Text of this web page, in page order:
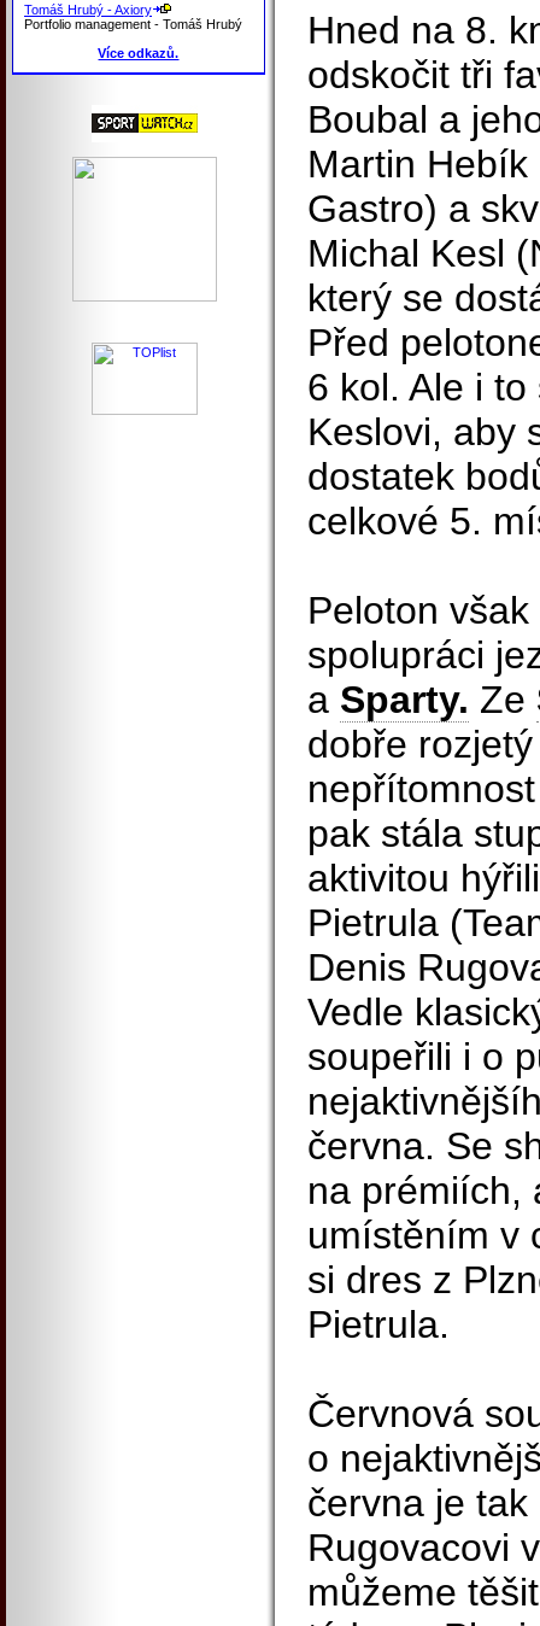
Tomáš Hrubý - Axiory
Portfolio management - Tomáš Hrubý
Více odkazů.
Hned na 8.
odskočit tři
Boubal a
Martin
Gastro) a
Michal Kesl
který se
Před
6 kol. Ale i
Keslovi, aby
dostatek
celkové 5.
Peloton
spolupráci
a Sparty. Ze
dobře
pak stála
aktivitou
Pietrula
Denis
Vedle
soupeřili i o
června. Se
na prémiích,
umístěním v
si dres z
Pietrula.
Červnová
o
června je
Rugovacovi
můžeme